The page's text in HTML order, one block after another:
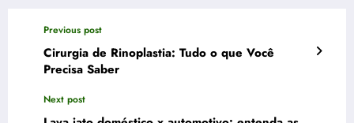
Previous post
Cirurgia de Rinoplastia: Tudo o que Você
Precisa Saber
Next post